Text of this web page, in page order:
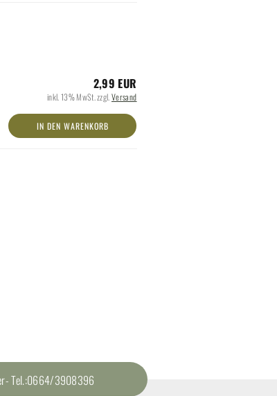
2,99 EUR
inkl. 13% MwSt. zzgl.Versand
IN DEN WARENKORB
Tel.:0664/3908396